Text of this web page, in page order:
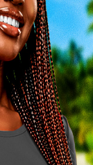
plus tard son
dans la
de Milan
d’emplois
passé